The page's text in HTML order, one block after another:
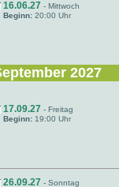
16.06.27 - Mittwoch
Beginn: 20:00 Uhr
2027
17.09.27 - Freitag
Beginn: 19:00 Uhr
26.09.27 - Sonntag